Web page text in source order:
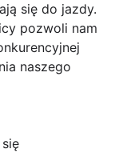
się do jazdy.
pozwoli nam
naszego